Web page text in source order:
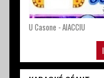
KARAOKÉ GÉANT
VENDREDI 7 AOÛT À 19:00